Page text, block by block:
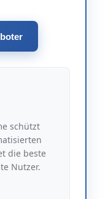
schützt
die beste
Nutzer.